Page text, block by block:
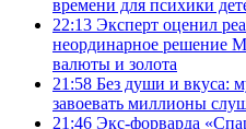
времени для психики
22:13 Эксперт оценил
неординарное решение
валюты и золота
21:58 Без души и вкуса:
завоевать миллионы
21:46 Экс-форварда